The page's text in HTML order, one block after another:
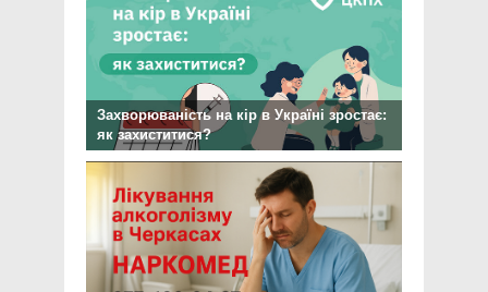
Захворюваність на кір в Україні зростає:
як захиститися?